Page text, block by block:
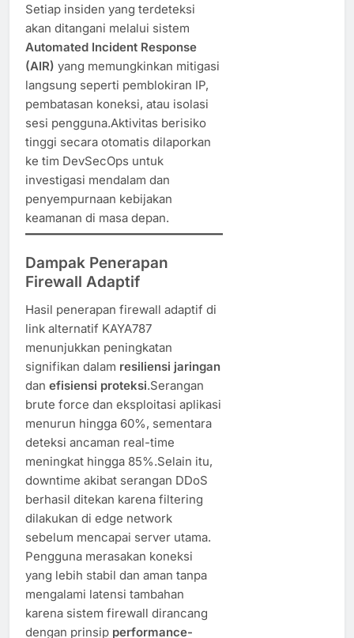
Setiap insiden yang terdeteksi
akan ditangani melalui sistem
Automated Incident Response
(AIR) yang memungkinkan mitigasi
langsung seperti pemblokiran IP,
pembatasan koneksi, atau isolasi
sesi pengguna.Aktivitas berisiko
tinggi secara otomatis dilaporkan
ke tim DevSecOps untuk
investigasi mendalam dan
penyempurnaan kebijakan
keamanan di masa depan.
Dampak Penerapan
Firewall Adaptif
Hasil penerapan firewall adaptif di
link alternatif KAYA787
menunjukkan peningkatan
signifikan dalam resiliensi jaringan
dan efisiensi proteksi.Serangan
brute force dan eksploitasi aplikasi
menurun hingga 60%, sementara
deteksi ancaman real-time
meningkat hingga 85%.Selain itu,
downtime akibat serangan DDoS
berhasil ditekan karena filtering
dilakukan di edge network
sebelum mencapai server utama.
Pengguna merasakan koneksi
yang lebih stabil dan aman tanpa
mengalami latensi tambahan
karena sistem firewall dirancang
dengan prinsip performance-